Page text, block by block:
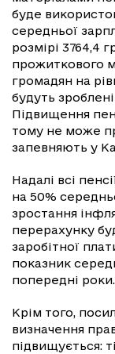
буде
середньої
розмірі 3764,4
прожиткового
громадян на
будуть
Підвищення
тому не може
запевняють у
Надалі всі
на 50%
зростання
перерахунку
заробітної
показник
попередні роки.
Крім того,
визначення
підвищується: